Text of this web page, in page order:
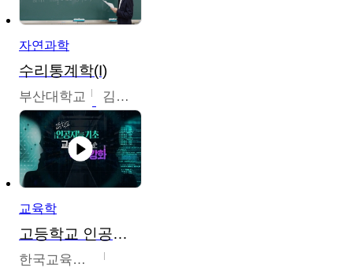
자연과학
수리통계학(I)
부산대학교 김충락
교육학
고등학교 인공지능 기초 교수ㆍ학습 역량 강화
한국교육학술정보원